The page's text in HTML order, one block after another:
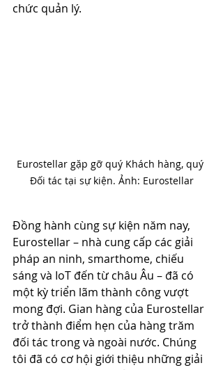
chức quản lý.
Eurostellar gặp gỡ quý Khách hàng, quý
Đối tác tại sự kiện. Ảnh: Eurostellar
Đồng hành cùng sự kiện năm nay,
Eurostellar – nhà cung cấp các giải
pháp an ninh, smarthome, chiếu
sáng và IoT đến từ châu Âu – đã có
một kỳ triển lãm thành công vượt
mong đợi. Gian hàng của Eurostellar
trở thành điểm hẹn của hàng trăm
đối tác trong và ngoài nước. Chúng
tôi đã có cơ hội giới thiệu những giải